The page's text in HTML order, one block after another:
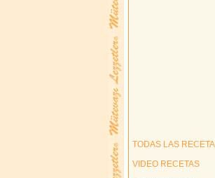
TODAS LAS
VIDEO RECETAS